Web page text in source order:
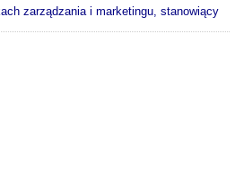
zarządzania i marketingu, stanowiący